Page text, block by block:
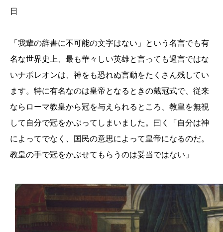
日
「我輩の辞書に不可能の文字はない」という名言でも有
名な世界史上、最も華々しい英雄と言っても過言ではな
いナポレオンは、神をも恐れぬ言動をたくさん残してい
ます。特に有名なのは皇帝となるときの戴冠式で、従来
ならローマ教皇から冠を与えられるところ、教皇を無視
して自分で冠をかぶってしまいました。曰く「自分は神
によってでなく、国民の意思によって皇帝になるのだ。
教皇の手で冠をかぶせてもらうのは妥当ではない」